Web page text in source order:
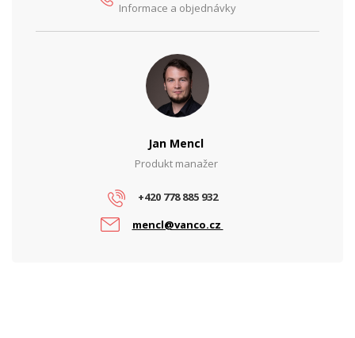
Informace a objednávky
Jan Mencl
Produkt manažer
+420 778 885 932
mencl@vanco.cz